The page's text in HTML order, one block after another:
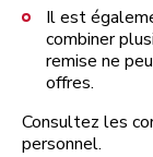
Il est
combiner
remise ne
offres.
Consultez les
personnel.